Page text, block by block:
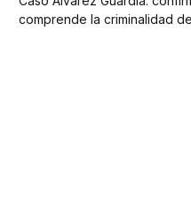
comprende la criminalidad